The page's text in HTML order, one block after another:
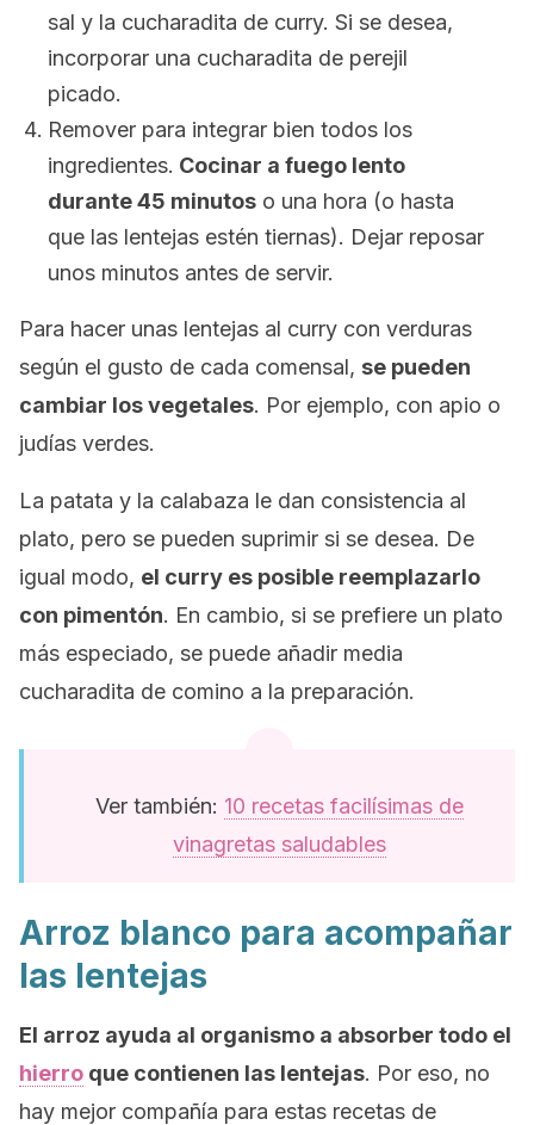
sal y la cucharadita de curry. Si se desea,
incorporar una cucharadita de perejil
picado.
Remover para integrar bien todos los
ingredientes. Cocinar a fuego lento
durante 45 minutos o una hora (o hasta
que las lentejas estén tiernas). Dejar reposar
unos minutos antes de servir.
Para hacer unas lentejas al curry con verduras
según el gusto de cada comensal, se pueden
cambiar los vegetales. Por ejemplo, con apio o
judías verdes.
La patata y la calabaza le dan consistencia al
plato, pero se pueden suprimir si se desea. De
igual modo, el curry es posible reemplazarlo
con pimentón. En cambio, si se prefiere un plato
más especiado, se puede añadir media
cucharadita de comino a la preparación.
Ver también: 10 recetas facilísimas de
vinagretas saludables
Arroz blanco para acompañar
las lentejas
El arroz ayuda al organismo a absorber todo el
hierro que contienen las lentejas. Por eso, no
hay mejor compañía para estas recetas de